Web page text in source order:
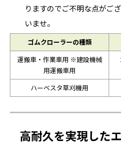
りますのでご不明な点がご
いませ。
ゴムクローラーの種類
運搬車・作業車用 ※建設機械
用運搬車用
ハーベスタ草刈機用
高耐久を実現した